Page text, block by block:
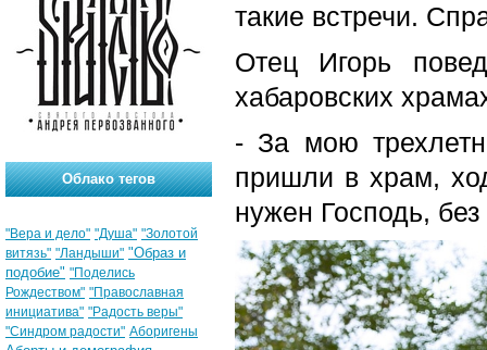
такие встречи.
Отец Игорь
хабаровских
- За мою
пришли в храм,
нужен Господь,
Облако тегов
"Вера и дело" "Душа" "Золотой
витязь" "Ландыши" "Образ и
подобие" "Поделись
Рождеством" "Православная
инициатива" "Радость веры"
"Синдром радости" Аборигены